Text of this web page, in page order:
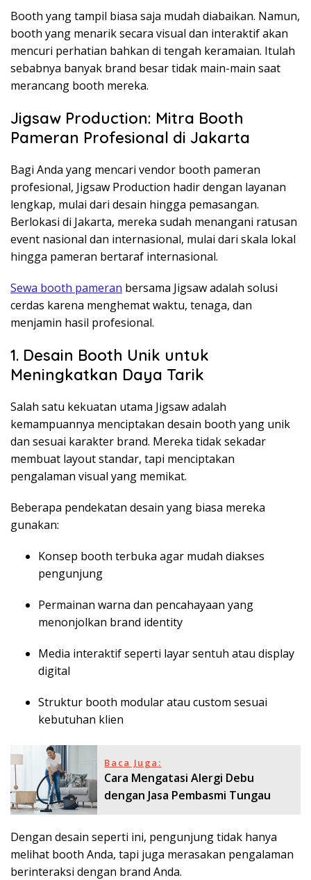
Booth yang tampil biasa saja mudah diabaikan. Namun,
booth yang menarik secara visual dan interaktif akan
mencuri perhatian bahkan di tengah keramaian. Itulah
sebabnya banyak brand besar tidak main-main saat
merancang booth mereka.
Jigsaw Production: Mitra Booth
Pameran Profesional di Jakarta
Bagi Anda yang mencari vendor booth pameran
profesional, Jigsaw Production hadir dengan layanan
lengkap, mulai dari desain hingga pemasangan.
Berlokasi di Jakarta, mereka sudah menangani ratusan
event nasional dan internasional, mulai dari skala lokal
hingga pameran bertaraf internasional.
Sewa booth pameran bersama Jigsaw adalah solusi
cerdas karena menghemat waktu, tenaga, dan
menjamin hasil profesional.
1. Desain Booth Unik untuk
Meningkatkan Daya Tarik
Salah satu kekuatan utama Jigsaw adalah
kemampuannya menciptakan desain booth yang unik
dan sesuai karakter brand. Mereka tidak sekadar
membuat layout standar, tapi menciptakan
pengalaman visual yang memikat.
Beberapa pendekatan desain yang biasa mereka
gunakan:
Konsep booth terbuka agar mudah diakses
pengunjung
Permainan warna dan pencahayaan yang
menonjolkan brand identity
Media interaktif seperti layar sentuh atau display
digital
Struktur booth modular atau custom sesuai
kebutuhan klien
Baca Juga:
Cara Mengatasi Alergi Debu
dengan Jasa Pembasmi Tungau
Dengan desain seperti ini, pengunjung tidak hanya
melihat booth Anda, tapi juga merasakan pengalaman
berinteraksi dengan brand Anda.